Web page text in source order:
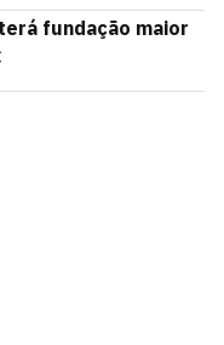
fundação maior